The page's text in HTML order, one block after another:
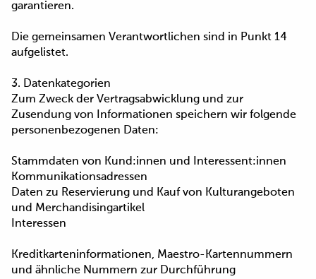
garantieren.
Die gemeinsamen Verantwortlichen sind in Punkt 14
aufgelistet.
3. Datenkategorien
Zum Zweck der Vertragsabwicklung und zur
Zusendung von Informationen speichern wir folgende
personenbezogenen Daten:
Stammdaten von Kund:innen und Interessent:innen
Kommunikationsadressen
Daten zu Reservierung und Kauf von Kulturangeboten
und Merchandisingartikel
Interessen
Kreditkarteninformationen, Maestro-Kartennummern
und ähnliche Nummern zur Durchführung